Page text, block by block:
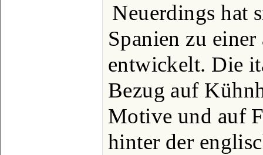
Neuerdings hat
Spanien zu
entwickelt. Die
Bezug auf
Motive und auf
hinter der